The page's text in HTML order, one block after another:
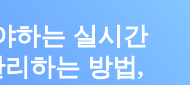
하는 실시간
하는 방법,